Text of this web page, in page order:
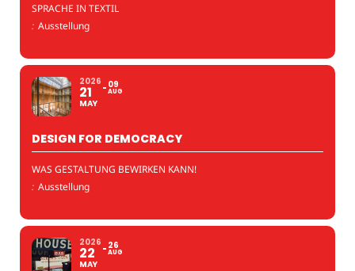
SPRACHE IN TEXTIL
: Ausstellung
2026
21
MAY
09
AUG
DESIGN FOR DEMOCRACY
WAS GESTALTUNG BEWIRKEN KANN!
: Ausstellung
2026
22
MAY
26
AUG